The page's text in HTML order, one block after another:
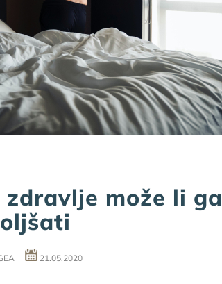
zdravlje može li
21.05.2020